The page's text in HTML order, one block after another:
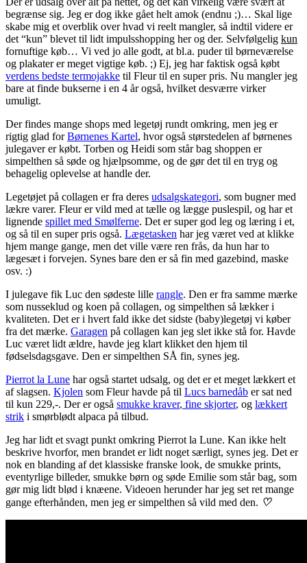
begrænse sig. Jeg er dog ikke gået helt amok (endnu ;)… Skal lige
skabe mig et overblik over hvad vi reelt mangler, så indtil videre er
det “kun” blevet til lidt impulsshopping her og der. Selvfølgelig kun
fornuftige køb… Vi ved jo alle godt, at bl.a. puder til børneværelse
og plakater er meget vigtige køb. ;) Ej, jeg har faktisk også købt
verdens bedste termojakke til Fleur til en super pris. Nu mangler jeg
bare at finde bukserne i en 4 år også, hvilket desværre virker
umuligt.
Der findes mange shops med legetøj rundt omkring, men jeg er
rigtig glad forBørnenes Kartel, hvor også størstedelen af børnenes
julegaver er købt. Torben og Heidi som står bag shoppen er
simpelthen så søde og hjælpsomme, og de gør det til en tryg og
behagelig oplevelse at handle der.
Legetøjet på collagen er fra deres udsalgskategori, som bugner med
lækre varer. Fleur er vild med at tælle og lægge puslespil, og har et
lignende spillet med Smølferne. Det er super god leg og læring i et,
og så til en super pris også. Lægetasken har jeg været ved at klikke
hjem mange gange, men det ville være ren frås, da hun har to
lægesæt i forvejen. Synes bare den er så fin med gazebind, maske
osv. :)
I julegave fik Luc den sødeste lille rangle. Den er fra samme mærke
som nusseklud og koen på collagen, og simpelthen så lækker i
kvaliteten. Det er i hvert fald ikke det sidste (baby)legetøj vi køber
fra det mærke. Garagen på collagen kan jeg slet ikke stå for. Havde
Luc været lidt ældre, havde jeg klart klikket den hjem til
fødselsdagsgave. Den er simpelthen SÅ fin, synes jeg.
Pierrot la Lune har også startet udsalg, og det er et meget lækkert et
af slagsen. Kjolen som Fleur havde på til Lucs barnedåb er sat ned
til kun 229,-. Der er også smukke kraver, fine skjorter, og lækkert
strik i smørblødt alpaca på tilbud.
Jeg har lidt et svagt punkt omkring Pierrot la Lune. Kan ikke helt
beskrive hvorfor, men brandet er lidt noget særligt, synes jeg. Det er
nok en blanding af det klassiske franske look, de smukke prints,
eventyrlige billeder, smukke børn og søde Emilie som står bag, som
gør mig lidt blød i knæene. Videoen herunder har jeg set ret mange
gange efterhånden, men jeg er simpelthen så vild med den. ♡